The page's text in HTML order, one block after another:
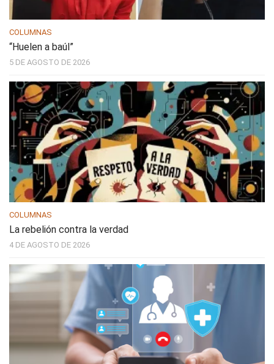
COLUMNAS
“Huelen a baúl”
5 DE AGOSTO DE 2026
COLUMNAS
La rebelión contra la verdad
4 DE AGOSTO DE 2026